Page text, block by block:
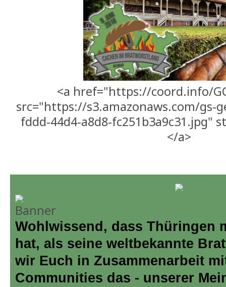
<a href="https://coord.info/
src="https://s3.amazonaws.com/gs-
fddd-44d4-a8d8-fc251b3a9c31.jpg"
</a>
Wohlwissend, dass Thüringen
hat, als seine weltbekannte
wir Euch in Zusammenarbeit
Communities das - unserer